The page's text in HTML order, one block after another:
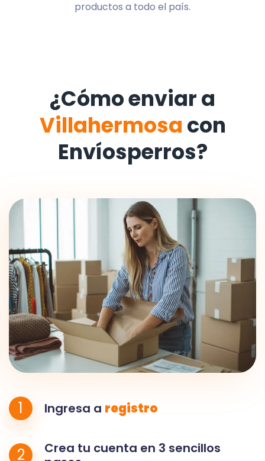
productos a todo el país.
¿Cómo enviar a
Villahermosa con
Envíosperros?
1 Ingresa a registro
2
Crea tu cuenta en 3 sencillos